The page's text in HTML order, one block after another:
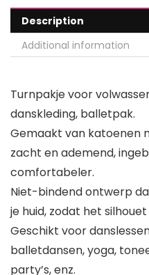
Description
Additional information
Turnpakje voor
danskleding, balletpak.
Gemaakt van katoenen
zacht en ademend,
comfortabeler.
Niet-bindend ontwerp
je huid, zodat het
Geschikt voor
balletdansen, yoga,
party’s, enz.